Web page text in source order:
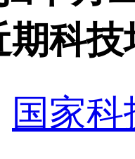
科
国家